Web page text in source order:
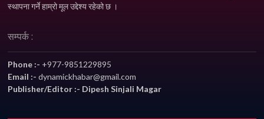
स्थापना गर्ने हाम्रो मूल उद्देश्य रहेको छ ।
सम्पर्क :
Phone :- +977-9851229895
Email :-dynamickhabar@gmail.com
Publisher/Editor :- Dipesh Sinjali Magar